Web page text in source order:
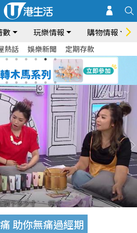
數 玩樂情報 購物情報
熱話 娛樂新聞 定期存款
助你無痛過經期